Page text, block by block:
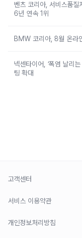
벤츠 코리아, 서비스품질
6년 연속 1위
BMW 코리아, 8월 온라
넥센타이어, ‘폭염 날리
팅 확대
고객센터
서비스 이용약관
개인정보처리방침